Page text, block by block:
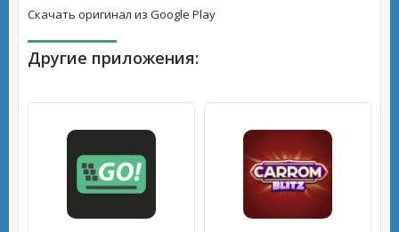
Скачать оригинал из Google Play
Другие приложения: